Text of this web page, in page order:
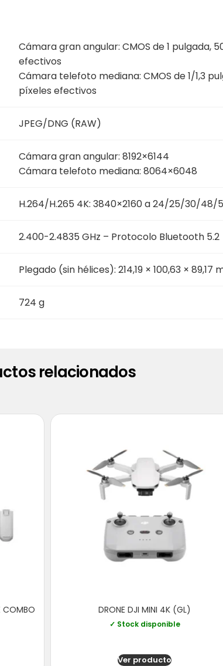
Cámara gran angular: CMOS de 1 pulgada,
efectivos
Cámara telefoto mediana: CMOS de 1/1,3
píxeles efectivos
JPEG/DNG (RAW)
Cámara gran angular: 8192×6144
Cámara telefoto mediana: 8064×6048
H.264/H.265 4K: 3840×2160 a 24/25/30/
2.400-2.4835 GHz – Protocolo Bluetooth 5.2
Plegado (sin hélices): 214,19 × 100,63 × 89,17
724 g
relacionados
COMBO DRONE DJI MINI 4K (GL)
✓ Stock disponible
Ver producto